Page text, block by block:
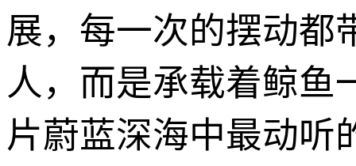
展，每一次的摆动都
人，而是承载着鲸鱼
片蔚蓝深海中最动听